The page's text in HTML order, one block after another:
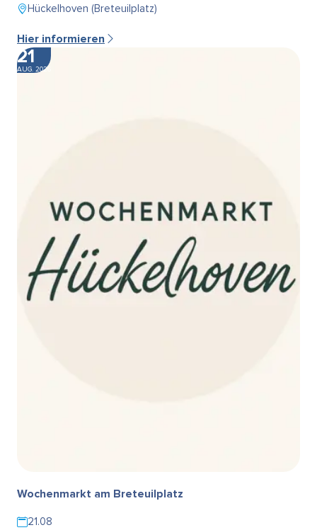
Hückelhoven (Breteuilplatz)
Hier informieren
21
AUG. 2026
Wochenmarkt am Breteuilplatz
21.08